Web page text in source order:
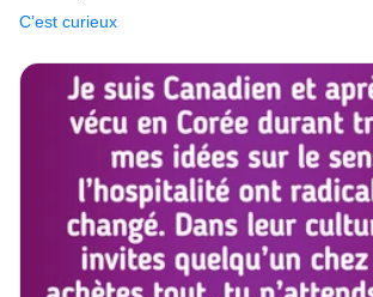
C’est curieux
avec l’enfant à l’extérieur d’une boutique ou